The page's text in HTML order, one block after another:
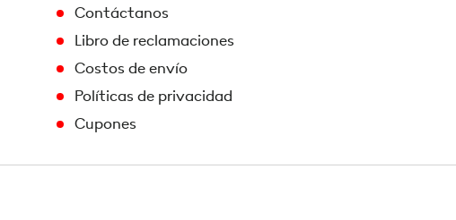
Contáctanos
Libro de reclamaciones
Costos de envío
Políticas de privacidad
Cupones